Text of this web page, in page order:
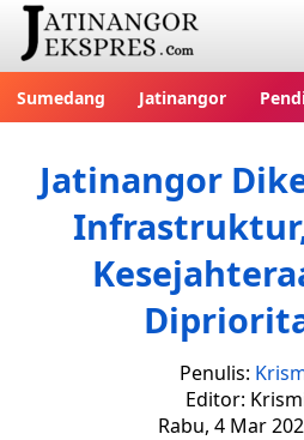
Sumedang Jatinangor
Jatinangor
Penulis:
Editor:
Rabu, 4 Mar